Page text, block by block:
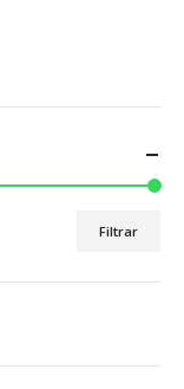
Filtrar